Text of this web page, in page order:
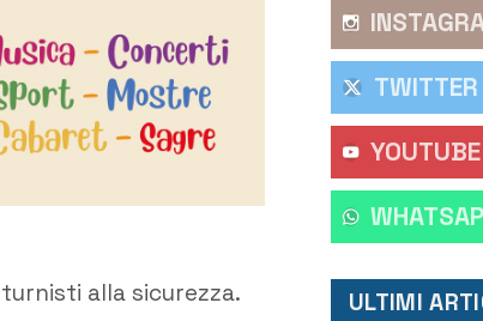
alla sicurezza.
TWITTER
YOUTUBE
ULTIMI